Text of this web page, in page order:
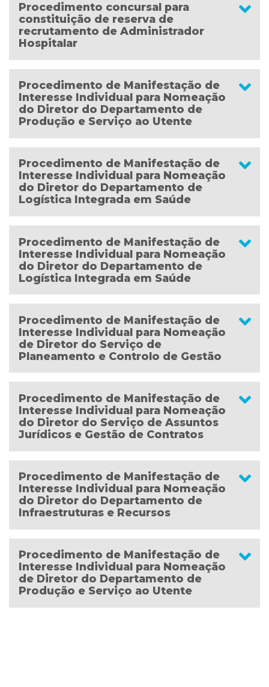
Procedimento concursal para
constituição de reserva de
recrutamento de Administrador
Hospitalar
Procedimento de Manifestação de
Interesse Individual para Nomeação
do Diretor do Departamento de
Produção e Serviço ao Utente
Procedimento de Manifestação de
Interesse Individual para Nomeação
do Diretor do Departamento de
Logística Integrada em Saúde
Procedimento de Manifestação de
Interesse Individual para Nomeação
do Diretor do Departamento de
Logística Integrada em Saúde
Procedimento de Manifestação de
Interesse Individual para Nomeação
de Diretor do Serviço de
Planeamento e Controlo de Gestão
Procedimento de Manifestação de
Interesse Individual para Nomeação
do Diretor do Serviço de Assuntos
Jurídicos e Gestão de Contratos
Procedimento de Manifestação de
Interesse Individual para Nomeação
do Diretor do Departamento de
Infraestruturas e Recursos
Procedimento de Manifestação de
Interesse Individual para Nomeação
de Diretor do Departamento de
Produção e Serviço ao Utente